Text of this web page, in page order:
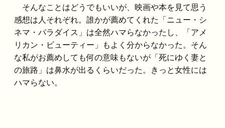
そんなことはどうでもいいが、映画や本を見て思う
感想は人それぞれ。誰かが薦めてくれた「ニュー・シ
ネマ・パラダイス」は全然ハマらなかったし、「アメ
リカン・ビューティー」もよく分からなかった。そん
な私がお薦めしても何の意味もないが「死にゆく妻と
の旅路」は鼻水が出るくらいだった。きっと女性には
ハマらない。